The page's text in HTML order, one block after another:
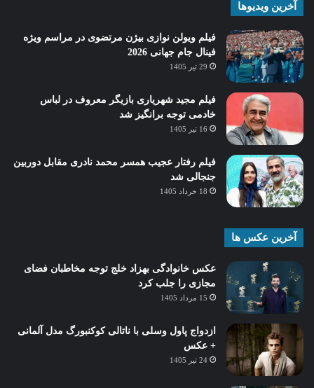
آخرین ویدیوها
فیلم ویولن نوازی بیژن مرتضوی در مراسم ویژه
فینال جام جهانی 2026
29 تیر 1405
فیلم مجید شهریاری بازیگر معروف در لباس
خادمی توجه برانگیز شد
16 تیر 1405
فیلم رفتار عجیب همسر محمد نادری مقابل دوربین
جنجالی شد
18 خرداد 1405
آخرین عکس ها
عکس خانوادگی بهزاد خلج توجه مخاطبان فضای
مجازی را جلب کرد
15 مرداد 1405
ازدواج پاول وسلی با ناتالی کوکنبورگ مدل آلمانی
+ عکس
24 تیر 1405